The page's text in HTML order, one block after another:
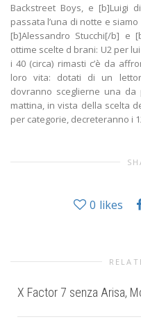
Backstreet Boys, e [b]Luigi
passata l’una di notte e
[b]Alessandro Stucchi[/b] e
ottime scelte d brani: U2 per
i 40 (circa) rimasti c’è da
loro vita: dotati di un
dovranno sceglierne una
mattina, in vista della scelta
per categorie, decreteranno i
0 likes
X Factor 7 senza Arisa,